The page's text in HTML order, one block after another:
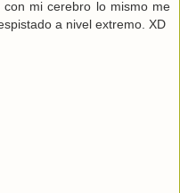
mi cerebro lo mismo me
a nivel extremo. XD